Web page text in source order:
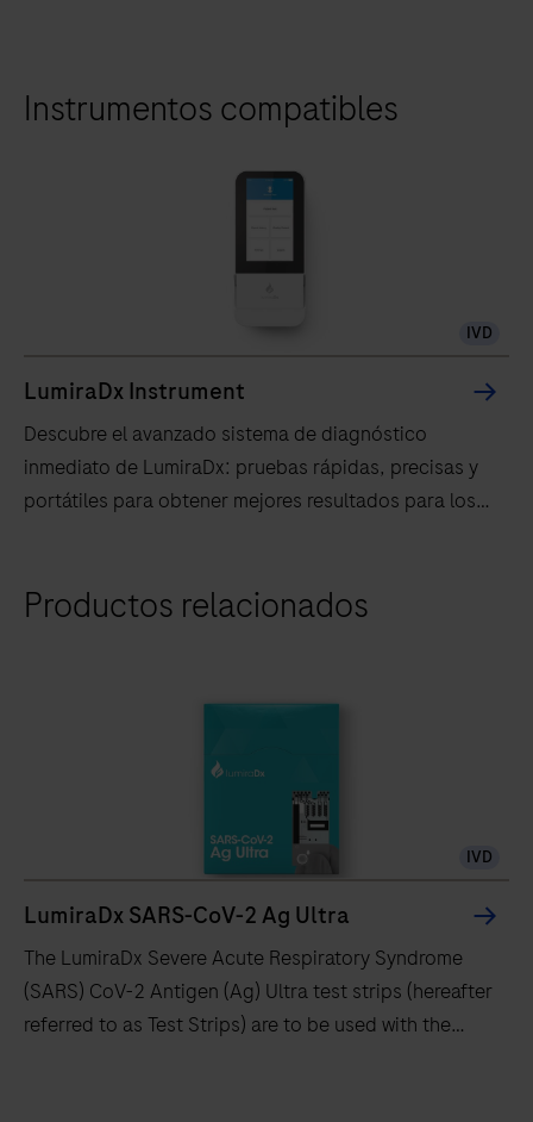
Instrumentos compatibles
IVD
LumiraDx Instrument
Descubre el avanzado sistema de diagnóstico
inmediato de LumiraDx: pruebas rápidas, precisas y
portátiles para obtener mejores resultados para los
el
rápidas,
y
portátiles
para
Productos relacionados
IVD
LumiraDx SARS-CoV-2 Ag Ultra
The LumiraDx Severe Acute Respiratory Syndrome
(SARS) CoV-2 Antigen (Ag) Ultra test strips (hereafter
referred to as Test Strips) are to be used with the